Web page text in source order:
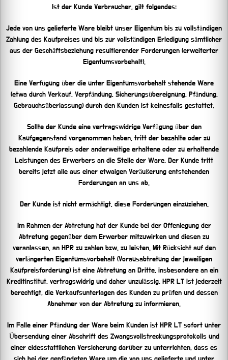
Ist der Kunde Verbraucher, gilt folgendes:
Jede von uns gelieferte Ware bleibt unser Eigentum bis zu vollständigen
Zahlung des Kaufpreises und bis zur vollständigen Erledigung sämtlicher
aus der Geschäftsbeziehung resultierender Forderungen (erweiterter
Eigentumsvorbehalt).
Eine Verfügung über die unter Eigentumsvorbehalt stehende Ware
(etwa durch Verkauf, Verpfändung, Sicherungsübereignung, Pfändung,
Gebrauchsüberlassung) durch den Kunden ist keinesfalls gestattet.
Sollte der Kunde eine vertragswidrige Verfügung über den
Kaufgegenstand vorgenommen haben, tritt der bezahlte oder zu
bezahlende Kaufpreis oder anderweitige erhaltene oder zu erhaltende
Leistungen des Erwerbers an die Stelle der Ware. Der Kunde tritt
bereits jetzt alle aus einer etwaigen Veräußerung entstehenden
Forderungen an uns ab.
Der Kunde ist nicht ermächtigt, diese Forderungen einzuziehen.
Im Rahmen der Abtretung hat der Kunde bei der Offenlegung der
Abtretung gegenüber dem Erwerber mitzuwirken und diesen zu
veranlassen, an HPR zu zahlen bzw. zu leisten. Mit Rücksicht auf den
verlängerten Eigentumsvorbehalt (Vorausabtretung der jeweiligen
Kaufpreisforderung) ist eine Abtretung an Dritte, insbesondere an ein
Kreditinstitut, vertragswidrig und daher unzulässig. HPR LT ist jederzeit
berechtigt, die Verkaufsunterlagen des Kunden zu prüfen und dessen
Abnehmer von der Abtretung zu informieren.
Im Falle einer Pfändung der Ware beim Kunden ist HPR LT sofort unter
Übersendung einer Abschrift des Zwangsvollstreckungsprotokolls und
einer eidesstattlichen Versicherung darüber zu unterrichten, dass es